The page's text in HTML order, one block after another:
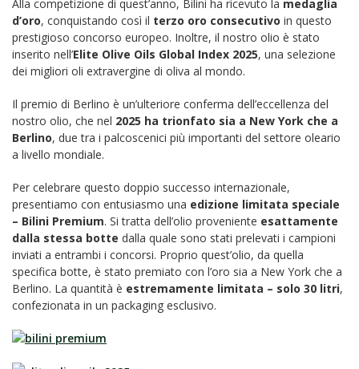
Alla competizione di quest’anno, Bilini ha ricevuto la medaglia
d’oro, conquistando così il terzo oro consecutivo in questo
prestigioso concorso europeo. Inoltre, il nostro olio è stato
inserito nell’Elite Olive Oils Global Index 2025, una selezione
dei migliori oli extravergine di oliva al mondo.
Il premio di Berlino è un’ulteriore conferma dell’eccellenza del
nostro olio, che nel 2025 ha trionfato sia a New York che a
Berlino, due tra i palcoscenici più importanti del settore oleario
a livello mondiale.
Per celebrare questo doppio successo internazionale,
presentiamo con entusiasmo una edizione limitata speciale
– Bilini Premium. Si tratta dell’olio proveniente esattamente
dalla stessa botte dalla quale sono stati prelevati i campioni
inviati a entrambi i concorsi. Proprio quest’olio, da quella
specifica botte, è stato premiato con l’oro sia a New York che a
Berlino. La quantità è estremamente limitata – solo 30 litri,
confezionata in un packaging esclusivo.